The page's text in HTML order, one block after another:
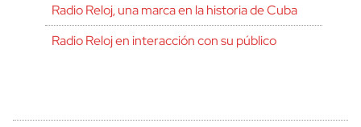
Radio Reloj, una marca en la historia de Cuba
Radio Reloj en interacción con su público